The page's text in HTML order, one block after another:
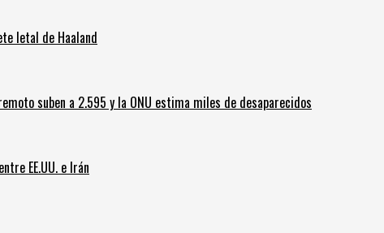
letal de Haaland
suben a 2.595 y la ONU estima miles de desaparecidos
EE.UU. e Irán